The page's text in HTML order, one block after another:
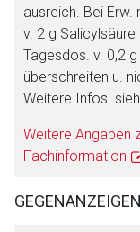
ausreich. Bei
v. 2 g Salicylsäure
Tagesdos. v. 0,2
überschreiten u.
Weitere Infos.
Weitere Angaben
Fachinformation
GEGENANZEIGEN
Seite. Für die
Betreiber